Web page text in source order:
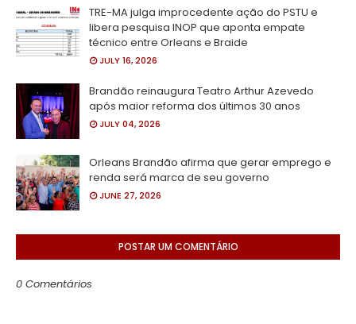
TRE-MA julga improcedente ação do PSTU e
libera pesquisa INOP que aponta empate
técnico entre Orleans e Braide
JULY 16, 2026
Brandão reinaugura Teatro Arthur Azevedo
após maior reforma dos últimos 30 anos
JULY 04, 2026
Orleans Brandão afirma que gerar emprego e
renda será marca de seu governo
JUNE 27, 2026
POSTAR UM COMENTÁRIO
0 Comentários